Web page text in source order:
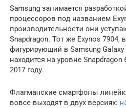
Samsung занимается
процессоров под названием
производительности они
Snapdragon. Тот же Exynos
фигурирующий в Samsung Galaxy
находится на уровне
2017 году.
Флагманские смартфоны
вовсе выходят в двух версиях: